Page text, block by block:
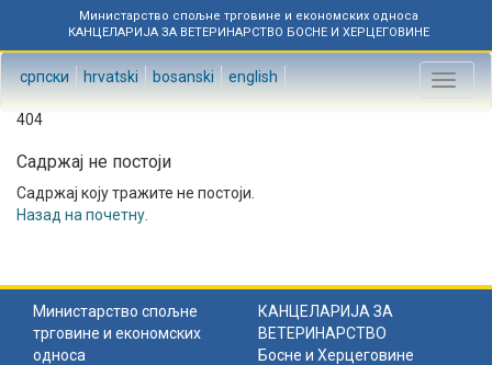
Министарство спољне трговине и економских односа
КАНЦЕЛАРИЈА ЗА ВЕТЕРИНАРСТВО БОСНЕ И ХЕРЦЕГОВИНЕ
српски hrvatski bosanski english
Toggle
404
Садржај не постоји
Садржај коју тражите не постоји.
Назад на почетну
Министарство спољне
трговине и економских
односа
КАНЦЕЛАРИЈА ЗА
ВЕТЕРИНАРСТВО
Босне и Херцеговине